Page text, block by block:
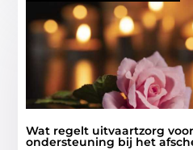
Wat regelt uitvaartzorg
ondersteuning bij het